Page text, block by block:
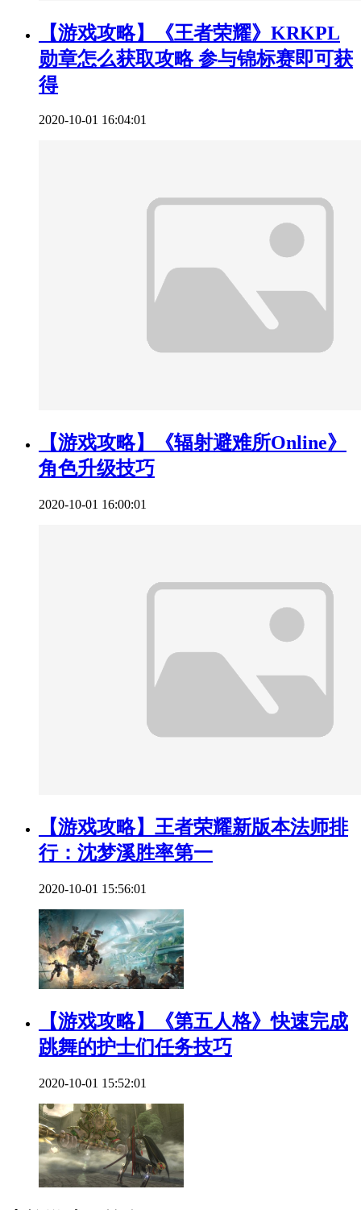
【游戏攻略】《王者荣耀》KRKPL
勋章怎么获取攻略 参与锦标赛即可获
得
2020-10-01 16:04:01
【游戏攻略】《辐射避难所Online》
角色升级技巧
2020-10-01 16:00:01
【游戏攻略】王者荣耀新版本法师排
行：沈梦溪胜率第一
2020-10-01 15:56:01
【游戏攻略】《第五人格》快速完成
跳舞的护士们任务技巧
2020-10-01 15:52:01